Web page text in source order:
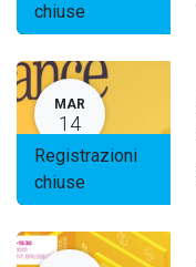
chiuse
MAR
14
Registrazioni
chiuse